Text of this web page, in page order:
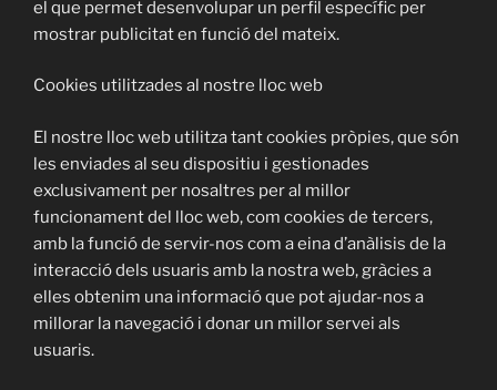
el que permet desenvolupar un perfil específic per
mostrar publicitat en funció del mateix.
Cookies utilitzades al nostre lloc web
El nostre lloc web utilitza tant cookies pròpies, que són
les enviades al seu dispositiu i gestionades
exclusivament per nosaltres per al millor
funcionament del lloc web, com cookies de tercers,
amb la funció de servir-nos com a eina d’anàlisis de la
interacció dels usuaris amb la nostra web, gràcies a
elles obtenim una informació que pot ajudar-nos a
millorar la navegació i donar un millor servei als
usuaris.